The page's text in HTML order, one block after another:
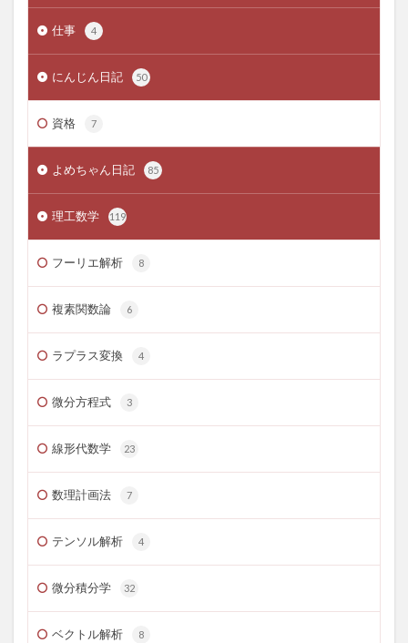
仕事 4
にんじん日記 50
資格 7
よめちゃん日記 85
理工数学 119
フーリエ解析 8
複素関数論 6
ラプラス変換 4
微分方程式 3
線形代数学 23
数理計画法 7
テンソル解析 4
微分積分学 32
ベクトル解析 8